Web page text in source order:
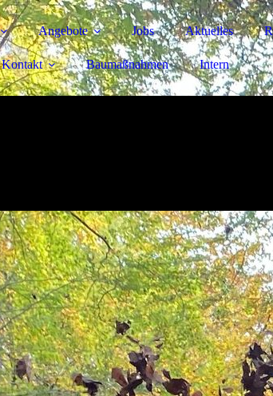
Angebote Jobs Aktuelles
Kontakt Baumaßnahmen Intern